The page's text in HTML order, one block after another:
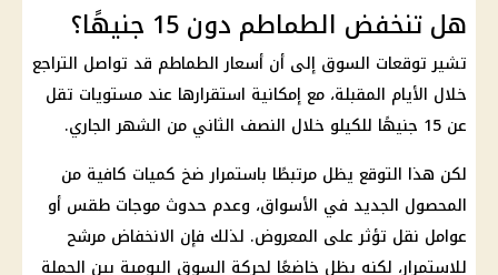
هل تنخفض الطماطم دون 15 جنيهًا؟
تشير توقعات السوق إلى أن أسعار الطماطم قد تواصل التراجع
خلال الأيام المقبلة، مع إمكانية استقرارها عند مستويات تقل
عن 15 جنيهًا للكيلو خلال النصف الثاني من الشهر الجاري.
لكن هذا التوقع يظل مرتبطًا باستمرار ضخ كميات كافية من
المحصول الجديد في الأسواق، وعدم حدوث موجات طقس أو
عوامل نقل تؤثر على المعروض. لذلك فإن الانخفاض مرشح
للاستمرار، لكنه يظل خاضعًا لحركة السوق اليومية بين الجملة